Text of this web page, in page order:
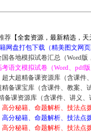
荐【全套资源，最新精选，天
网盘打包下载（精美图文网页
各地模拟试卷汇总（Word版
语文模拟试卷（Word、pdf版
大超精备课资源库（含课件
备课宝库（含课件、教案、
备课资源库（含课件、讲义、
分秘籍、命题解析、技法点
分秘籍、命题解析、技法点
分秘籍、命题解析、技法点